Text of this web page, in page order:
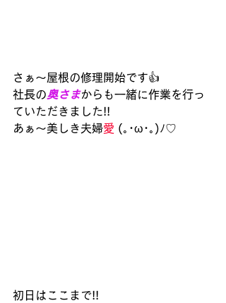
さぁ～屋根の修理開始です👍
社長の奥さまからも一緒に作業を行っ
ていただきました!!
あぁ～美しき夫婦愛 (｡･ω･｡)ﾉ♡
初日はここまで!!